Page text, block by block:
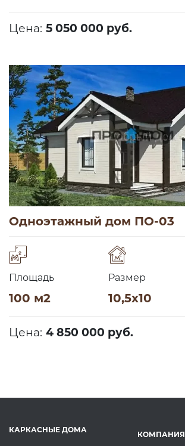
Цена: 5 050 000 руб.
Одноэтажный дом ПО-03
Площадь
100 м2
Размер
10,5х10
Цена: 4 850 000 руб.
КАРКАСНЫЕ ДОМА
КОМПАНИЯ